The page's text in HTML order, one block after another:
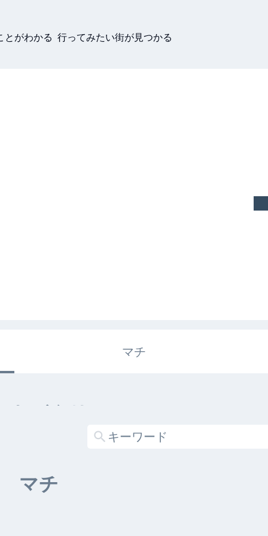
とがわかる 行ってみたい街が見つかる
マチ
キガタリ
マチ